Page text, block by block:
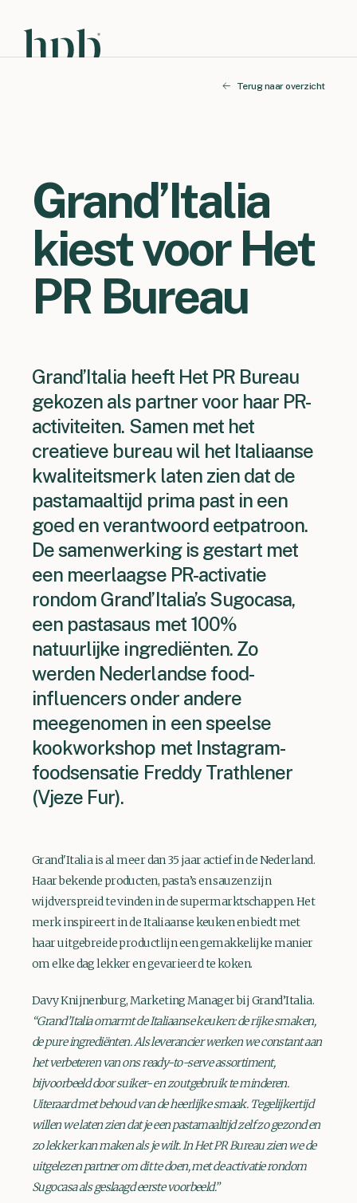
Grand’Italia
kiest voor Het
PR Bureau
Terug naar overzicht
Grand’Italia heeft Het PR Bureau
gekozen als partner voor haar PR-
activiteiten. Samen met het
creatieve bureau wil het Italiaanse
kwaliteitsmerk laten zien dat de
pastamaaltijd prima past in een
goed en verantwoord eetpatroon.
De samenwerking is gestart met
een meerlaagse PR-activatie
rondom Grand’Italia’s Sugocasa,
een pastasaus met 100%
natuurlijke ingrediënten. Zo
werden Nederlandse food-
influencers onder andere
meegenomen in een speelse
kookworkshop met Instagram-
foodsensatie Freddy Trathlener
(Vjeze Fur).
Grand'Italia is al meer dan 35 jaar actief in de Nederland.
Haar bekende producten, pasta’s en sauzen zijn
wijdverspreid te vinden in de supermarktschappen. Het
merk inspireert in de Italiaanse keuken en biedt met
haar uitgebreide productlijn een gemakkelijke manier
om elke dag lekker en gevarieerd te koken.
Davy Knijnenburg, Marketing Manager bij Grand’Italia.
“Grand’Italia omarmt de Italiaanse keuken: de rijke smaken,
de pure ingrediënten. Als leverancier werken we constant aan
het verbeteren van ons ready-to-serve assortiment,
bijvoorbeeld door suiker- en zoutgebruik te minderen.
Uiteraard met behoud van de heerlijke smaak. Tegelijkertijd
willen we laten zien dat je een pastamaaltijd zelf zo gezond en
zo lekker kan maken als je wilt. In Het PR Bureau zien we de
uitgelezen partner om dit te doen, met de activatie rondom
Sugocasa als geslaagd eerste voorbeeld.”